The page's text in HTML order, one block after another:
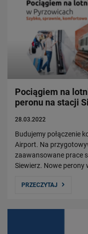
Pociągiem na
peronu na stacji
28.03.2022
Budujemy połączenie
Airport. Na
zaawansowane prace
Siewierz. Nowe perony
PRZECZYTAJ